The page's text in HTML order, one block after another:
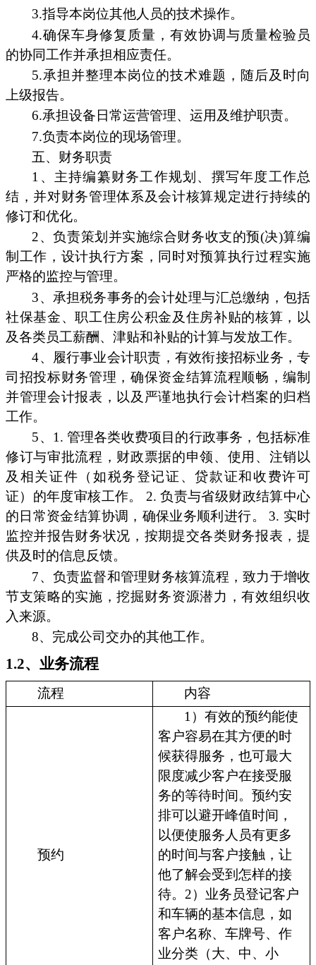
3.指导本岗位其他人员的技术操作。
4.确保车身修复质量，有效协调与质量检验员
的协同工作并承担相应责任。
5.承担并整理本岗位的技术难题，随后及时向
上级报告。
6.承担设备日常运营管理、运用及维护职责。
7.负责本岗位的现场管理。
五、财务职责
1、主持编纂财务工作规划、撰写年度工作总
结，并对财务管理体系及会计核算规定进行持续的
修订和优化。
2、负责策划并实施综合财务收支的预(决)算编
制工作，设计执行方案，同时对预算执行过程实施
严格的监控与管理。
3、承担税务事务的会计处理与汇总缴纳，包括
社保基金、职工住房公积金及住房补贴的核算，以
及各类员工薪酬、津贴和补贴的计算与发放工作。
4、履行事业会计职责，有效衔接招标业务，专
司招投标财务管理，确保资金结算流程顺畅，编制
并管理会计报表，以及严谨地执行会计档案的归档
工作。
5、1. 管理各类收费项目的行政事务，包括标准
修订与审批流程，财政票据的申领、使用、注销以
及相关证件（如税务登记证、贷款证和收费许可
证）的年度审核工作。 2. 负责与省级财政结算中心
的日常资金结算协调，确保业务顺利进行。 3. 实时
监控并报告财务状况，按期提交各类财务报表，提
供及时的信息反馈。
7、负责监督和管理财务核算流程，致力于增收
节支策略的实施，挖掘财务资源潜力，有效组织收
入来源。
8、完成公司交办的其他工作。
1.2、业务流程
流程 内容
预约
1）有效的预约能使
客户容易在其方便的时
候获得服务，也可最大
限度减少客户在接受服
务的等待时间。预约安
排可以避开峰值时间，
以便使服务人员有更多
的时间与客户接触，让
他了解会受到怎样的接
待。2）业务员登记客户
和车辆的基本信息，如
客户名称、车牌号、作
业分类（大、中、小